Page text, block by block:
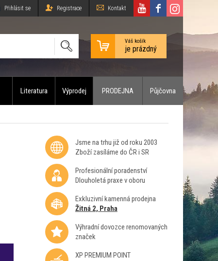
Přihlásit se Registrace Kontakt
Váš košík
je prázdný
Literatura Výprodej PRODEJNA Půjčovna
Jsme na trhu již od roku 2003
Zboží zasíláme do ČR i SR
Profesionální poradenství
Dlouholetá praxe v oboru
Exkluzivní kamenná prodejna
Žitná 2, Praha
Výhradní dovozce renomovaných
značek
XP PREMIUM POINT